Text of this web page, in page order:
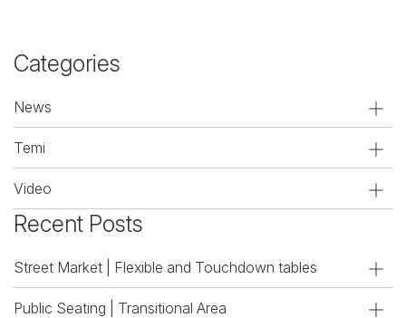
Categories
News
Temi
Video
Recent Posts
Street Market | Flexible and Touchdown tables
Public Seating | Transitional Area